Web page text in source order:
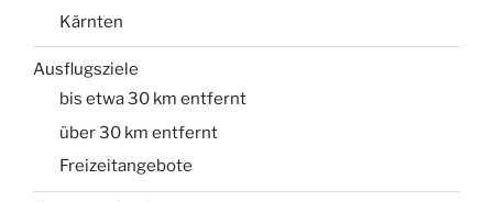
Kärnten
Ausflugsziele
bis etwa 30 km entfernt
über 30 km entfernt
Freizeitangebote